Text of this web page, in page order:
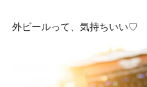
外ビールって、気持ちいい♡